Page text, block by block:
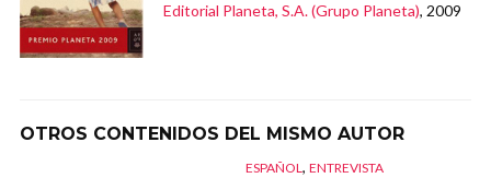
Editorial Planeta, S.A. (Grupo Planeta), 2009
OTROS CONTENIDOS DEL MISMO AUTOR
ESPAÑOL, ENTREVISTA